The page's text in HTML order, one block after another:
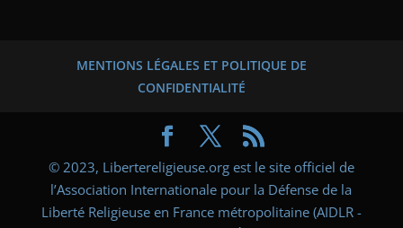
MENTIONS LÉGALES ET POLITIQUE DE
CONFIDENTIALITÉ
© 2023, Libertereligieuse.org est le site officiel de
l’Association Internationale pour la Défense de la
Liberté Religieuse en France métropolitaine (AIDLR -